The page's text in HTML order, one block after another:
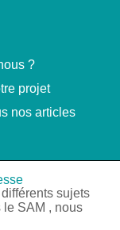
?
projet
nos articles
sujets
le SAM , nous